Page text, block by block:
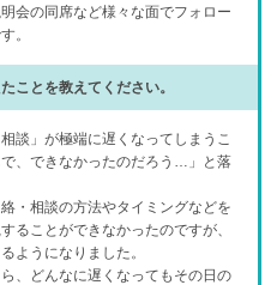
会の同席など様々な面でフォロー
。
ことを教えてください。
談」が極端に遅くなってしまうこ
、できなかったのだろう…」と落
・相談の方法やタイミングなどを
ることができなかったのですが、
ようになりました。
、どんなに遅くなってもその日の